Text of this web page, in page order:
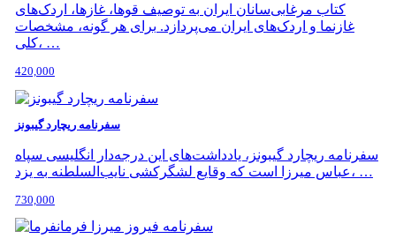
کتاب مرغابی‌سانان ایران به توصیف قوها، غازها، اردک‌های
غازنما و اردک‌های ایران می‌پردازد. برای هر گونه، مشخصات
کلی، …
420,000
سفرنامه ریچارد گیبونز
سفرنامه ریچارد گیبونز، یادداشت‌های این درجه‌دار انگلیسی سپاه
عباس میرزا است که وقایع لشگرکشی نایب‌السلطنه به یزد، …
730,000